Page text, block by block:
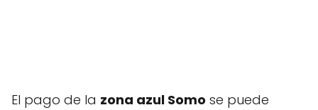
El pago de la zona azul Somo se puede